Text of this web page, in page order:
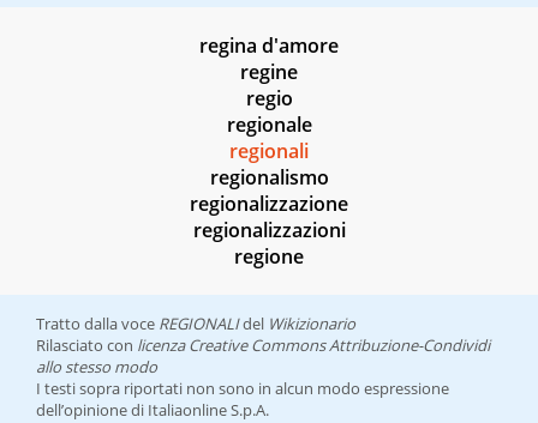
regina d'amore
regine
regio
regionale
regionali
regionalismo
regionalizzazione
regionalizzazioni
regione
Tratto dalla voce REGIONALIdel Wikizionario
Rilasciato con licenza Creative Commons Attribuzione-Condividi
allo stesso modo
I testi sopra riportati non sono in alcun modo espressione
dell’opinione di Italiaonline S.p.A.